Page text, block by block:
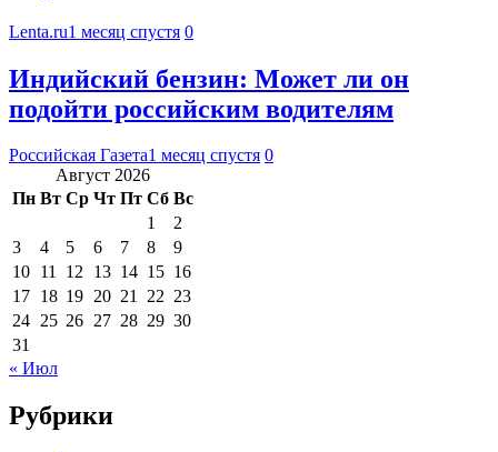
Lenta.ru1 месяц спустя 0
Индийский бензин: Может ли он
подойти российским водителям
Российская Газета1 месяц спустя 0
Август 2026
Пн Вт Ср Чт Пт Сб Вс
1
2
3
4 5 6 7 8
9
10 11 12 13 14 15 16
17 18 19 20 21 22 23
24 25 26 27 28 29 30
31
« Июл
Рубрики